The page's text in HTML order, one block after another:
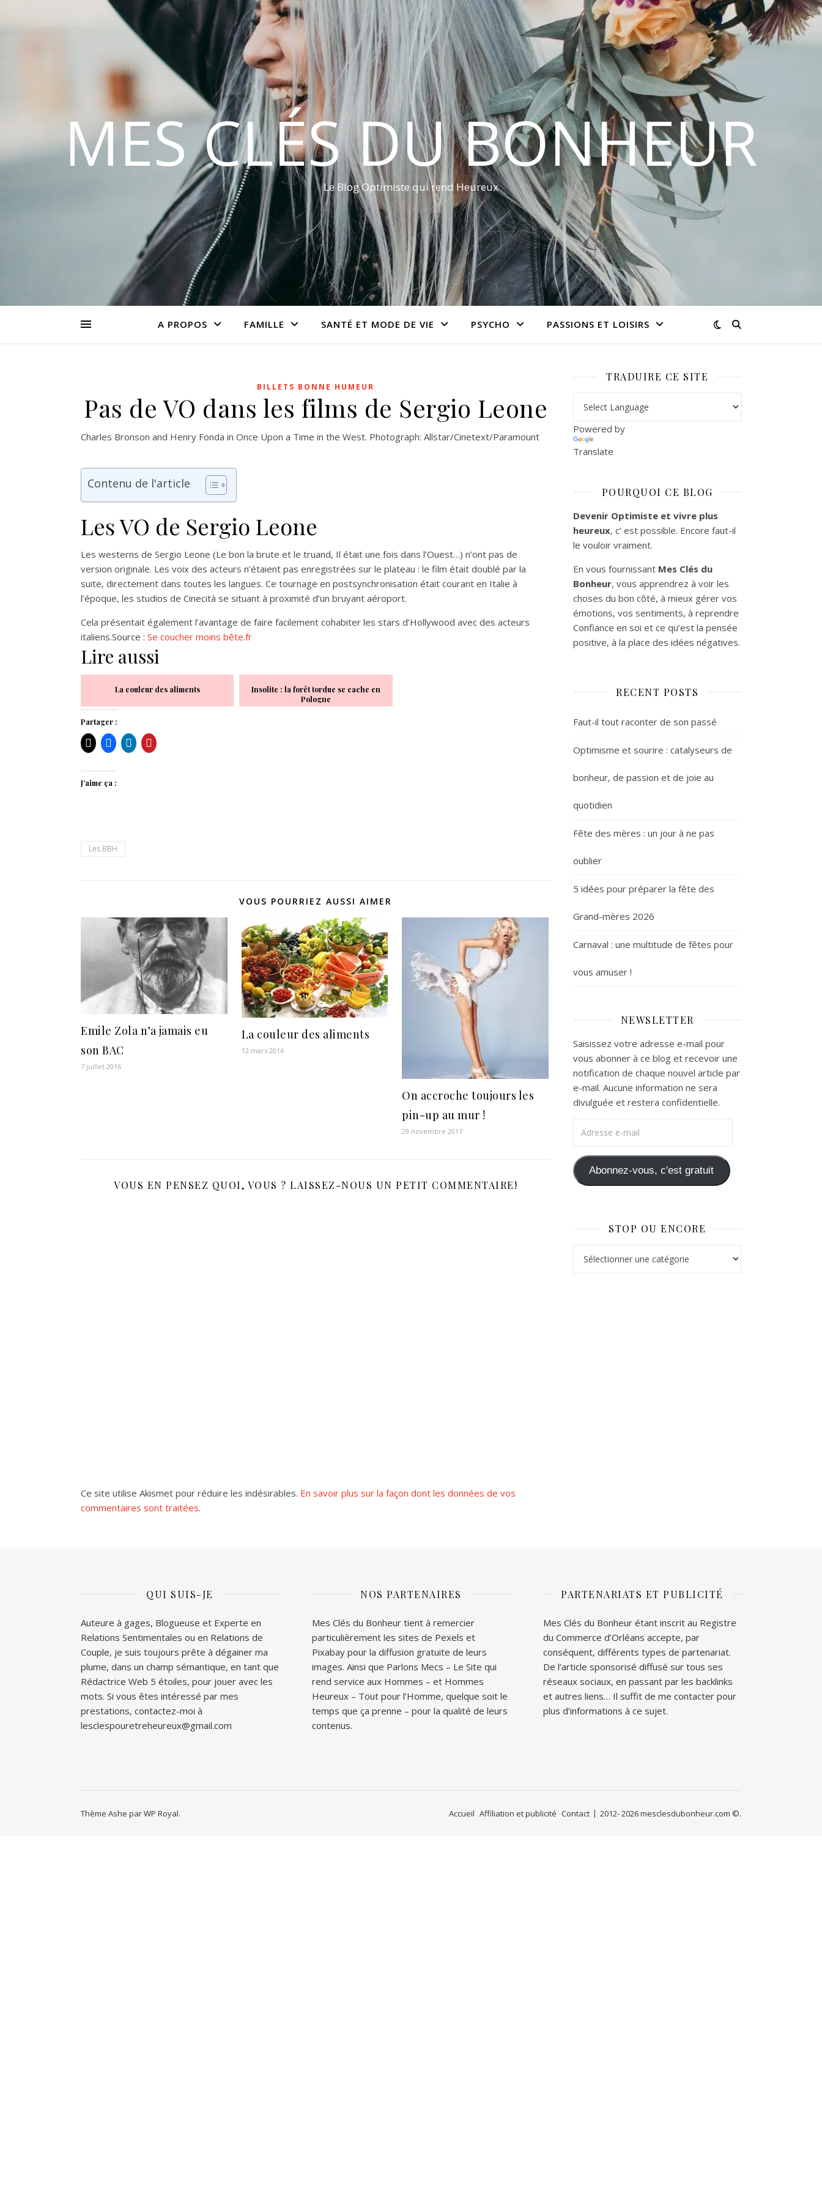
MES CLÉS DU BONHEUR
Le Blog Optimiste qui rend Heureux
A PROPOS FAMILLE SANTÉ ET MODE DE VIE PSYCHO PASSIONS ET LOISIRS
BILLETS BONNE HUMEUR
Pas de VO dans les films de Sergio Leone
Charles Bronson and Henry Fonda in Once Upon a Time in the West. Photograph: Allstar/Cinetext/Paramount
Contenu de l'article
Les VO de Sergio Leone
Les westerns de Sergio Leone (Le bon la brute et le truand, Il était une fois dans l’Ouest…) n’ont pas de
version originale. Les voix des acteurs n’étaient pas enregistrées sur le plateau : le film était doublé par la
suite, directement dans toutes les langues. Ce tournage en postsynchronisation était courant en Italie à
l’époque, les studios de Cinecità se situant à proximité d’un bruyant aéroport.
Cela présentait également l’avantage de faire facilement cohabiter les stars d’Hollywood avec des acteurs
italiens.Source : Se coucher moins bête.fr
Lire aussi
La couleur des aliments
Insolite : la forêt tordue se cache en
Pologne
Partager :
J’aime ça :
Les BBH
VOUS POURRIEZ AUSSI AIMER
Emile Zola n’a jamais eu
son BAC
7 juillet 2016
La couleur des aliments
12 mars 2016
On accroche toujours les
pin-up au mur !
29 novembre 2017
VOUS EN PENSEZ QUOI, VOUS ? LAISSEZ-NOUS UN PETIT COMMENTAIRE!
Ce site utilise Akismet pour réduire les indésirables. En savoir plus sur la façon dont les données de vos
commentaires sont traitées.
TRADUIRE CE SITE
Powered by
Translate
POURQUOI CE BLOG
Devenir Optimiste et vivre plus
heureux, c’ est possible. Encore faut-il
le vouloir vraiment.
En vous fournissant Mes Clés du
Bonheur, vous apprendrez à voir les
choses du bon côté, à mieux gérer vos
émotions, vos sentiments, à reprendre
Confiance en soi et ce qu’est la pensée
positive, à la place des idées négatives.
RECENT POSTS
Faut-il tout raconter de son passé
Optimisme et sourire : catalyseurs de
bonheur, de passion et de joie au
quotidien
Fête des mères : un jour à ne pas
oublier
5 idées pour préparer la fête des
Grand-mères 2026
Carnaval : une multitude de fêtes pour
vous amuser !
NEWSLETTER
Saisissez votre adresse e-mail pour
vous abonner à ce blog et recevoir une
notification de chaque nouvel article par
e-mail. Aucune information ne sera
divulguée et restera confidentielle.
Abonnez-vous, c'est gratuit
STOP OU ENCORE
QUI SUIS-JE
Auteure à gages, Blogueuse et Experte en
Relations Sentimentales ou en Relations de
Couple, je suis toujours prête à dégainer ma
plume, dans un champ sémantique, en tant que
Rédactrice Web 5 étoiles, pour jouer avec les
mots. Si vous êtes intéressé par mes
prestations, contactez-moi à
lesclespouretreheureux@gmail.com
NOS PARTENAIRES
Mes Clés du Bonheur tient à remercier
particulièrement les sites de Pexels et
Pixabay pour la diffusion gratuite de leurs
images. Ainsi que Parlons Mecs – Le Site qui
rend service aux Hommes – et Hommes
Heureux – Tout pour l’Homme, quelque soit le
temps que ça prenne – pour la qualité de leurs
contenus.
PARTENARIATS ET PUBLICITÉ
Mes Clés du Bonheur étant inscrit au Registre
du Commerce d’Orléans accepte, par
conséquent, différents types de partenariat.
De l’article sponsorisé diffusé sur tous ses
réseaux sociaux, en passant par les backlinks
et autres liens… Il suffit de me contacter pour
plus d’informations à ce sujet.
2012- 2026 mesclesdubonheur.com ©.
Accueil Affiliation et publicité Contact
Thème Ashe parWP Royal.